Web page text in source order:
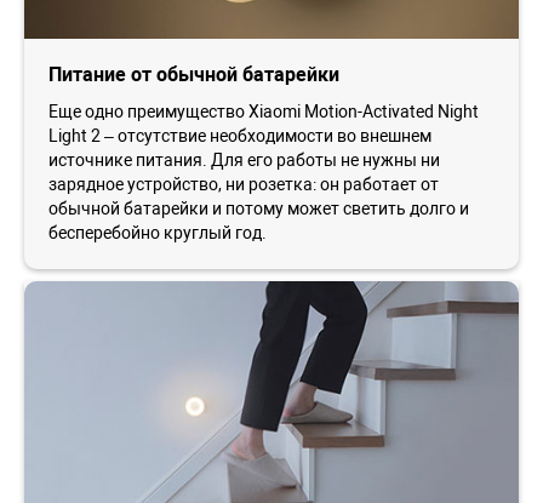
Питание от обычной батарейки
Еще одно преимущество Xiaomi Motion-Activated Night
Light 2 – отсутствие необходимости во внешнем
источнике питания. Для его работы не нужны ни
зарядное устройство, ни розетка: он работает от
обычной батарейки и потому может светить долго и
бесперебойно круглый год.